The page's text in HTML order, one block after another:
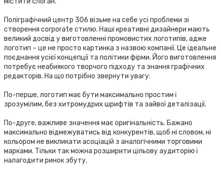
Поліграфічний центр 306 візьме на себе усі проблеми зі
створення corporate стилю. Наші креативні дизайнери мають
великий досвід у виготовленні промовистих логотипів, адже
логотип – це не просто картинка з назвою компанії. Це ідеальне
поєднання усієї концепції та політики фірми. Його виготовлення
потребує неабиякого творчого підходу та знання графічних
редакторів. На що потрібно звернути увагу:
По-перше, логотип має бути максимально простим і
зрозумілим, без хитромудрих шрифтів та зайвої деталізації.
По-друге, важливе значення має оригінальність. Бажано
максимально відмежуватись від конкурентів, щоб ні словом, ні
кольором не викликати асоціацій з аналогічними торговими
марками. Тільки так можна розширити цільову аудиторію і
налагодити ринок збуту.